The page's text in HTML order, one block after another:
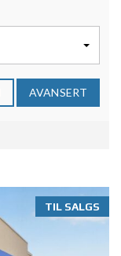
AVANSERT
TIL SALGS